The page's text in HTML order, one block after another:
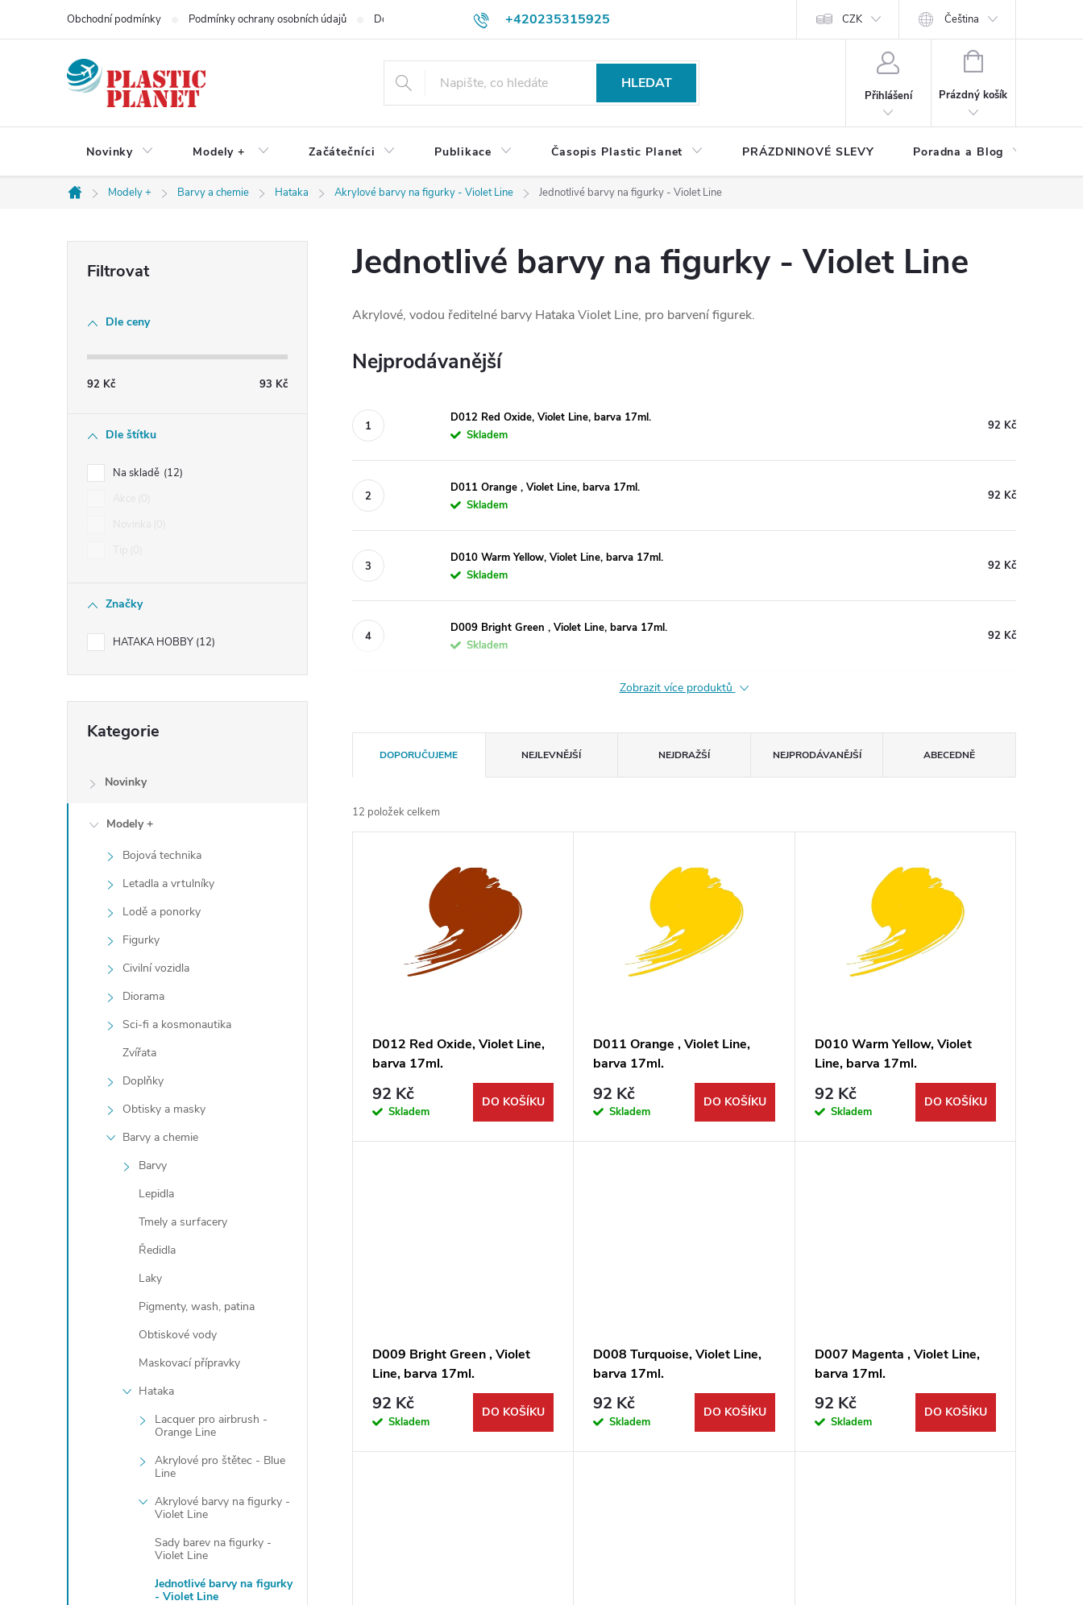
+420235315925
shop@plasticplanet.cz
Obchodní podmínky Podmínky ochrany osobních údajů Dodací a platební podmínky Podmínky vrácení peněz Hodnocení obchodu
CZK Čeština
HLEDAT
Přihlášení
NÁKUPNÍ
Prázdný košík
Novinky Modely + Začátečníci Publikace Časopis Plastic Planet PRÁZDNINOVÉ SLEVY Poradna a Blog
Domů
Modely + Barvy a chemie Hataka Akrylové barvy na figurky - Violet Line Jednotlivé barvy na figurky - Violet Line
n
Dle ceny
92 Kč 93 Kč
Dle štítku
Na skladě 12
Značky
HATAKA HOBBY 12
kategorie
Kategorie
Novinky
Modely +
Bojová technika
Letadla a vrtulníky
Lodě a ponorky
Figurky
Civilní vozidla
Diorama
Sci-fi a kosmonautika
Zvířata
Doplňky
Obtisky a masky
Barvy a chemie
Barvy
Lepidla
Tmely a surfacery
Ředidla
Laky
Pigmenty, wash, patina
Obtiskové vody
Maskovací přípravky
Hataka
Lacquer pro airbrush -
Orange Line
Akrylové pro štětec - Blue
Line
Akrylové barvy na figurky -
Violet Line
Sady barev na figurky -
Violet Line
Jednotlivé barvy na figurky
- Violet Line
Jednotlivé barvy na figurky - Violet Line
Akrylové, vodou ředitelné barvy Hataka Violet Line, pro barvení figurek.
Nejprodávanější
D012 Red Oxide, Violet Line, barva 17ml.
Skladem
92 Kč
D011 Orange , Violet Line, barva 17ml.
Skladem
92 Kč
D010 Warm Yellow, Violet Line, barva 17ml.
Skladem
92 Kč
D009 Bright Green , Violet Line, barva 17ml.
Skladem
92 Kč
Zobrazit více produktů
a
z
u
DOPORUČUJEME NEJLEVNĚJŠÍ NEJDRAŽŠÍ NEJPRODÁVANĚJŠÍ ABECEDNĚ
12 položek celkem
o
D012 Red Oxide, Violet Line,
barva 17ml.
92 Kč
Skladem
DO KOŠÍKU
D011 Orange , Violet Line,
barva 17ml.
92 Kč
Skladem
DO KOŠÍKU
D010 Warm Yellow, Violet
Line, barva 17ml.
92 Kč
Skladem
DO KOŠÍKU
D009 Bright Green , Violet
Line, barva 17ml.
92 Kč
Skladem
DO KOŠÍKU
D008 Turquoise, Violet Line,
barva 17ml.
92 Kč
Skladem
DO KOŠÍKU
D007 Magenta , Violet Line,
barva 17ml.
92 Kč
Skladem
DO KOŠÍKU